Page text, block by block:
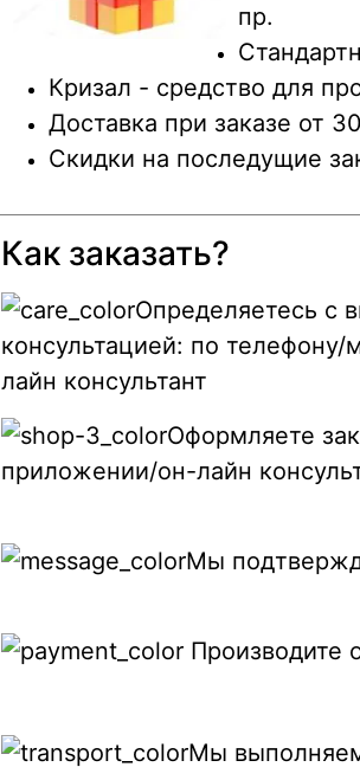
пр.
Кризал - средство для
Доставка при заказе от
Скидки на последущие
Как заказать?
Определяетесь с
консультацией: по
лайн консультант
Оформляете
приложении/он-лайн
Мы
Производите
Мы